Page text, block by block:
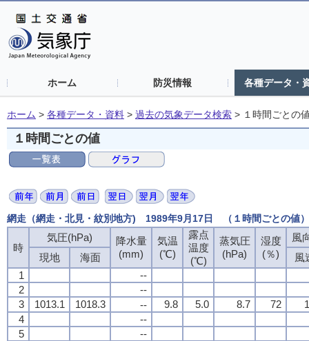
ホーム 防災情報 各種データ・
ホーム > 各種データ・資料 > 過去の気象データ検索 > １時間ごとの
１時間ごとの値
網走（網走・北見・紋別地方) 1989年9月17日 （１時間ごとの値）
時
気圧(hPa)
降水量
(mm)
気温
(℃)
露点
温度
(℃)
蒸気圧
(hPa)
湿度
(％)
風
現地
海面
風
1
--
2
--
3
1013.1 1018.3 -- 9.8 5.0 8.7 72
4
--
5
--